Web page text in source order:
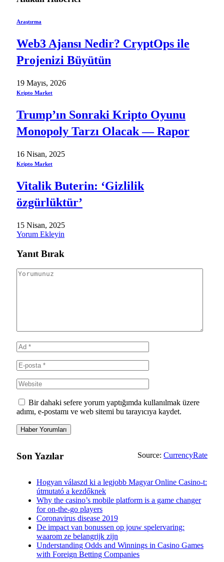
Araştırma
Web3 Ajansı Nedir? CryptOps ile
Projenizi Büyütün
19 Mayıs, 2026
Kripto Market
Trump’ın Sonraki Kripto Oyunu
Monopoly Tarzı Olacak — Rapor
16 Nisan, 2025
Kripto Market
Vitalik Buterin: ‘Gizlilik
özgürlüktür’
15 Nisan, 2025
Yorum Ekleyin
Yanıt Bırak
Bir dahaki sefere yorum yaptığımda kullanılmak üzere
adımı, e-postamı ve web sitemi bu tarayıcıya kaydet.
Source: CurrencyRate
Son Yazılar
Hogyan válaszd ki a legjobb Magyar Online Casino-t:
útmutató a kezdőknek
Why the casino’s mobile platform is a game changer
for on-the-go players
Coronavirus disease 2019
De impact van bonussen op jouw spelervaring:
waarom ze belangrijk zijn
Understanding Odds and Winnings in Casino Games
with Foreign Betting Companies